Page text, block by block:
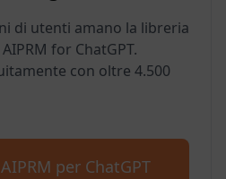
di utenti amano la libreria
for ChatGPT.
con oltre 4.500
per ChatGPT